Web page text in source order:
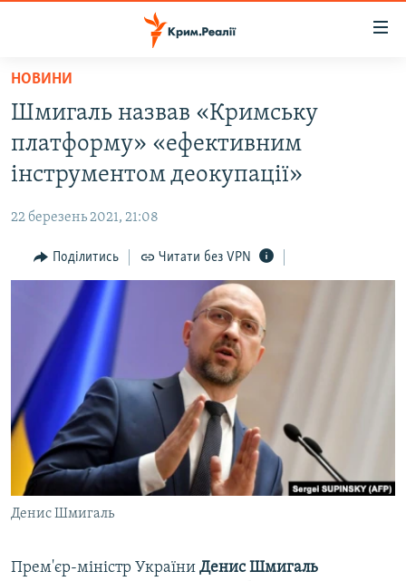
Перейти
основного
матеріалу
Перейти
до
основної
навігації
Перейти
до
ВОДА.КРИМ
ВІДЕО ТА ФОТО
БЛОГИ
ПОГЛЯД
ІНТЕРВ'Ю
ВСЕ ЗА ДЕНЬ
СПЕЦПРОЕКТИ
ДЕПОРТАЦІЯ
ВІДЕОУРОКИ «ELIFBE»
СВІДЧЕННЯ ОКУПАЦІЇ
УКРАЇНСЬКА ПРОБЛЕМА КРИМУ
ІНФОГРАФІКА
ЯК ОБІЙТИ БЛОКУВАННЯ
Русский
Qırımtatar
ДОЛУЧАЙСЯ!
НОВИНИ
Шмигаль назвав «Кримську
платформу» «ефективним
інструментом деокупації»
22 березень 2021, 21:08
Поділитись Читати без VPN
Денис Шмигаль
Прем'єр-міністр України Денис Шмигаль